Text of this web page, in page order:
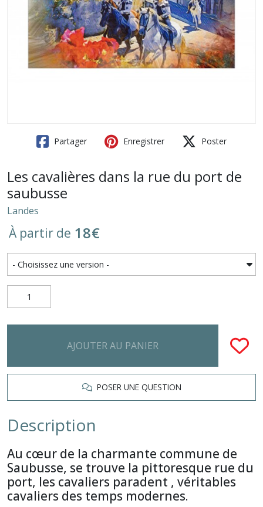
Partager Enregistrer Poster
Les cavalières dans la rue du port de
saubusse
Landes
À partir de 18€
AJOUTER AU PANIER
POSER UNE QUESTION
Description
Au cœur de la charmante commune de
Saubusse, se trouve la pittoresque rue du
port, les cavaliers paradent , véritables
cavaliers des temps modernes.